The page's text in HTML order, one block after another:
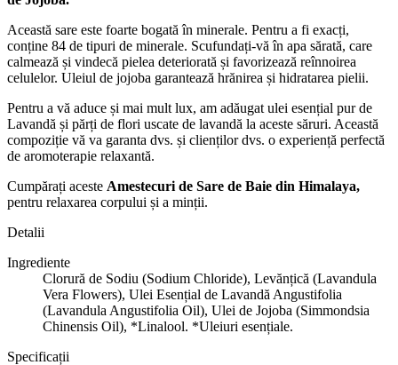
Această sare este foarte bogată în minerale. Pentru a fi exacți,
conține 84 de tipuri de minerale. Scufundați-vă în apa sărată, care
calmează și vindecă pielea deteriorată și favorizează reînnoirea
celulelor. Uleiul de jojoba garantează hrănirea și hidratarea pielii.
Pentru a vă aduce și mai mult lux, am adăugat ulei esențial pur de
Lavandă și părți de flori uscate de lavandă la aceste săruri. Această
compoziție vă va garanta dvs. și clienților dvs. o experiență perfectă
de aromoterapie relaxantă.
Cumpărați aceste Amestecuri de Sare de Baie din Himalaya,
pentru relaxarea corpului și a minții.
Detalii
Ingrediente
Clorură de Sodiu (Sodium Chloride), Levănțică (Lavandula
Vera Flowers), Ulei Esențial de Lavandă Angustifolia
(Lavandula Angustifolia Oil), Ulei de Jojoba (Simmondsia
Chinensis Oil), *Linalool. *Uleiuri esențiale.
Specificații